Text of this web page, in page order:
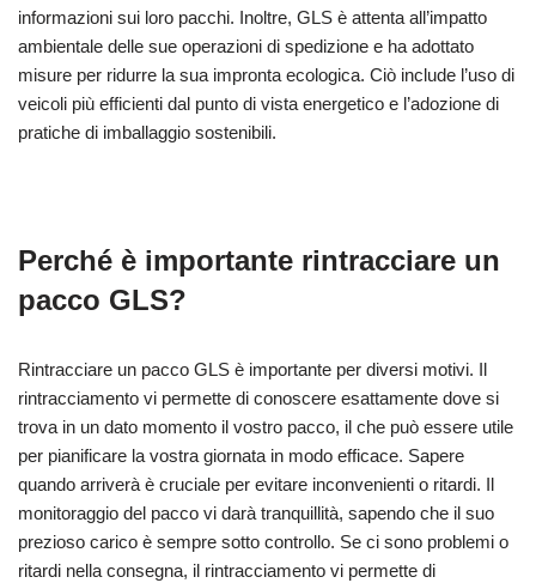
informazioni sui loro pacchi. Inoltre, GLS è attenta all’impatto
ambientale delle sue operazioni di spedizione e ha adottato
misure per ridurre la sua impronta ecologica. Ciò include l’uso di
veicoli più efficienti dal punto di vista energetico e l’adozione di
pratiche di imballaggio sostenibili.
Perché è importante rintracciare un
pacco GLS?
Rintracciare un pacco GLS è importante per diversi motivi. Il
rintracciamento vi permette di conoscere esattamente dove si
trova in un dato momento il vostro pacco, il che può essere utile
per pianificare la vostra giornata in modo efficace. Sapere
quando arriverà è cruciale per evitare inconvenienti o ritardi. Il
monitoraggio del pacco vi darà tranquillità, sapendo che il suo
prezioso carico è sempre sotto controllo. Se ci sono problemi o
ritardi nella consegna, il rintracciamento vi permette di